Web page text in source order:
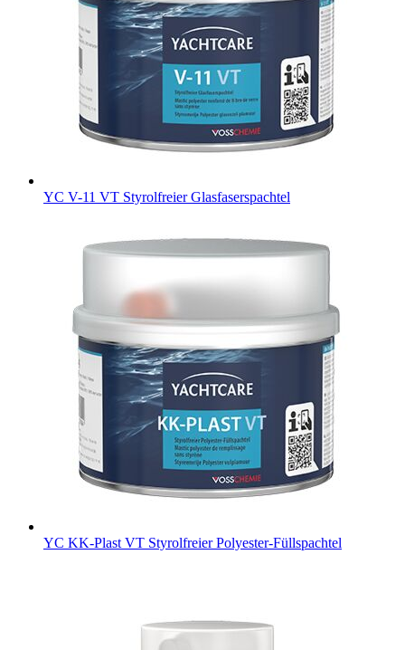
YC V-11 VT Styrolfreier Glasfaserspachtel
YC KK-Plast VT Styrolfreier Polyester-Füllspachtel